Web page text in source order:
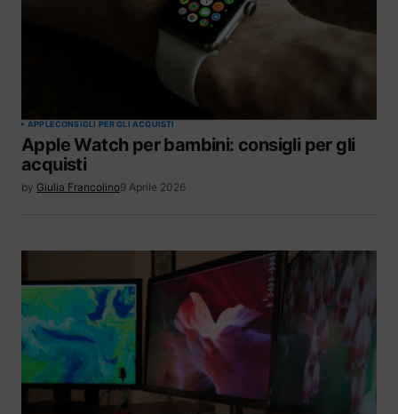
APPLECONSIGLI PER GLI ACQUISTI
Apple Watch per bambini: consigli per gli
acquisti
by Giulia Francolino9 Aprile 2026